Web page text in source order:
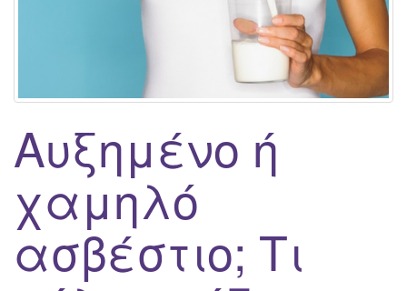
Αυξημένο ή
χαμηλό
ασβέστιο; Τι